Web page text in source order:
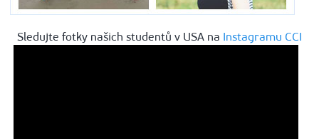
Sledujte fotky našich studentů v USA na Instagramu CCI